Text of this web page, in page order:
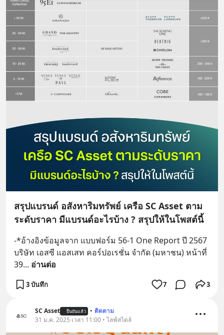
สรุปแบรนด์ อสังหาริมทรัพย์ เครือ SC Asset ตาม
ระดับราคา มีแบรนด์อะไรบ้าง ? สรุปให้ในโพสต์นี้
-*อ้างอิงข้อมูลจาก แบบฟอร์ม 56-1 One Report ปี 2567
บริษัท เอสซี แอสเสท คอร์ปอเรชั่น จำกัด (มหาชน) หน้าที่
39... อ่านต่อ
3 บันทึก 7 3
SC Asset ยืนยันแล้ว • ติดตาม
31 ม.ค. 2025 เวลา 11:00 • ไลฟ์สไตล์